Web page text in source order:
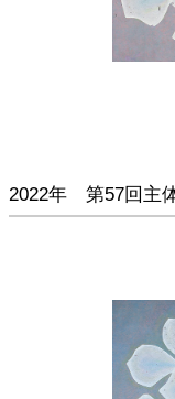
2022年 第57回主